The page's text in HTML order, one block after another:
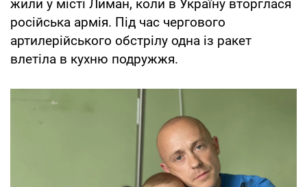
жили у місті Лиман, коли в Україну вторглася
російська армія. Під час чергового
артилерійського обстрілу одна із ракет
влетіла в кухню подружжя.